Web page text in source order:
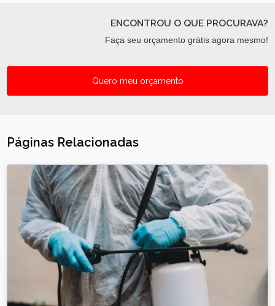
ENCONTROU O QUE PROCURAVA?
Faça seu orçamento grátis agora mesmo!
Quero meu orçamento
Páginas Relacionadas